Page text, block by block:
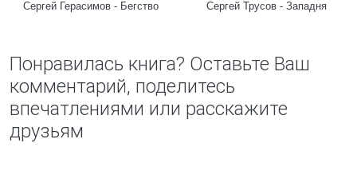
Сергей Герасимов - Бегство Сергей Трусов - Западня
Понравилась книга? Оставьте Ваш
комментарий, поделитесь
впечатлениями или расскажите
друзьям